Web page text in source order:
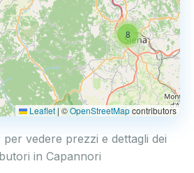
8
Leaflet | ©OpenStreetMapcontributors
vedere prezzi e dettagli dei
in Capannori